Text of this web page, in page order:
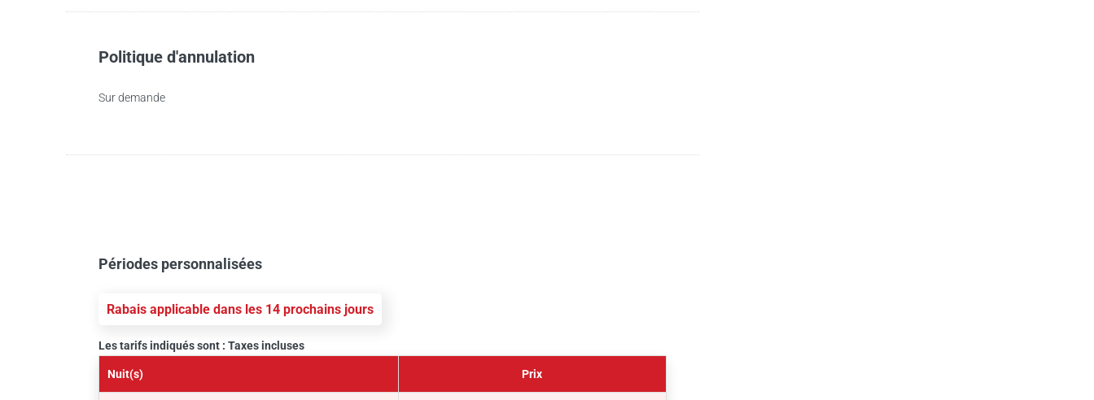
Politique d'annulation
Sur demande
Périodes personnalisées
Rabais applicable dans les 14 prochains jours
Les tarifs indiqués sont : Taxes incluses
Nuit(s) Prix